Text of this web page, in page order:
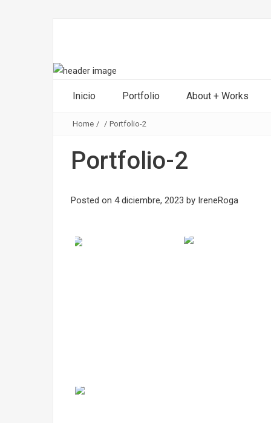
Inicio Portfolio About + Works
Home / / Portfolio-2
Portfolio-2
Posted on 4 diciembre, 2023 by IreneRoga